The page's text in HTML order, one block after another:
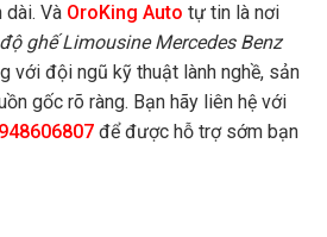
dài. Và OroKing Auto tự tin là nơi
ghế Limousine Mercedes Benz
với đội ngũ kỹ thuật lành nghề, sản
gốc rõ ràng. Bạn hãy liên hệ với
để được hỗ trợ sớm bạn